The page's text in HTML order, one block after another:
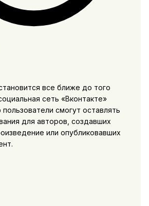
все ближе до того
сеть «Вконтакте»
смогут оставлять
для авторов, создавших
или опубликовавших